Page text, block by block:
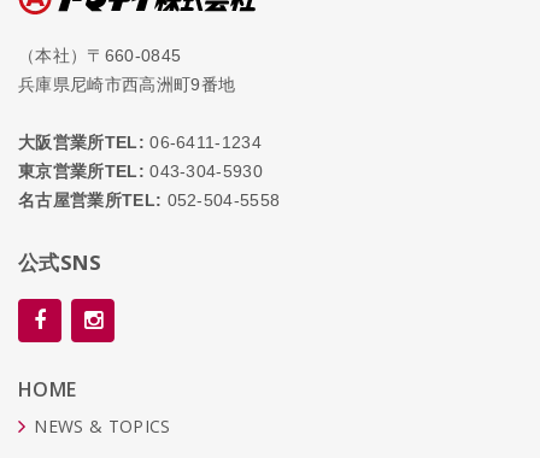
（本社）〒660-0845
兵庫県尼崎市西高洲町9番地
大阪営業所TEL: 06-6411-1234
東京営業所TEL: 043-304-5930
名古屋営業所TEL: 052-504-5558
公式SNS
HOME
NEWS & TOPICS